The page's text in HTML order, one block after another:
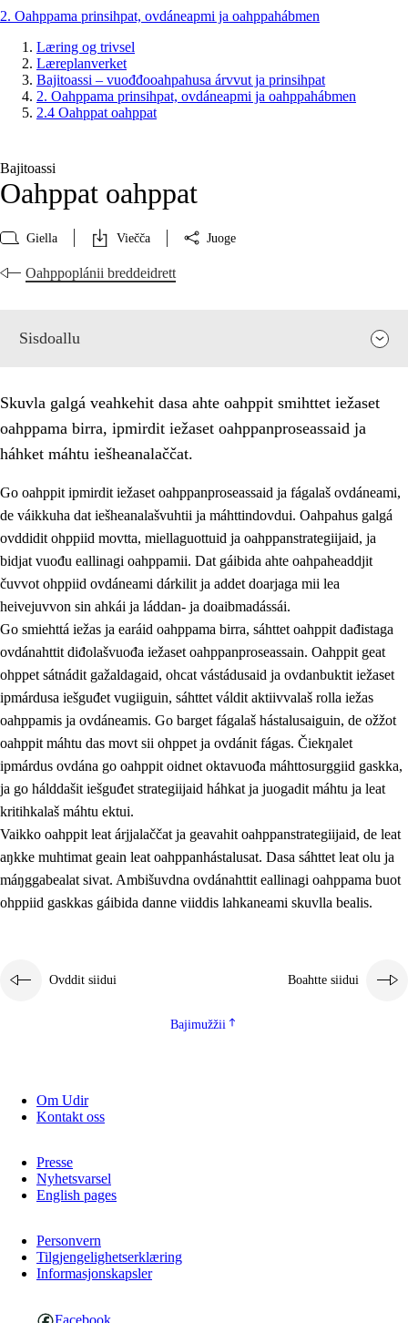
2. Oahppama prinsihpat, ovdáneapmi ja oahppahábmen
Læring og trivsel
Læreplanverket
Bajitoassi – vuođđooahpahusa árvvut ja prinsihpat
2. Oahppama prinsihpat, ovdáneapmi ja oahppahábmen
2.4 Oahppat oahppat
Bajitoassi
Oahppat oahppat
Giella Viečča Juoge
Oahppoplánii breddeidrett
Sisdoallu
Oahppama prinsihpat, ovdáneapmi ja oahppahábmen
2.1 Sosiála oahppan ja ovdáneapmi
Gealbu fágain
2.3 Vuođđogálggat
Oahppat oahppat
Fágaidrasttideaddji fáttát
Skuvla galgá veahkehit dasa ahte oahppit smihttet iežaset
oahppama birra, ipmirdit iežaset oahppanproseassaid ja
háhket máhtu iešheanalaččat.
Go oahppit ipmirdit iežaset oahppanproseassaid ja fágalaš ovdáneami,
de váikkuha dat iešheanalašvuhtii ja máhttindovdui. Oahpahus galgá
ovddidit ohppiid movtta, miellaguottuid ja oahppanstrategiijaid, ja
bidjat vuođu eallinagi oahppamii. Dat gáibida ahte oahpaheaddjit
čuvvot ohppiid ovdáneami dárkilit ja addet doarjaga mii lea
heivejuvvon sin ahkái ja láddan- ja doaibmadássái.
Go smiehttá iežas ja earáid oahppama birra, sáhttet oahppit dađistaga
ovdánahttit diđolašvuođa iežaset oahppanproseassain. Oahppit geat
ohppet sátnádit gažaldagaid, ohcat vástádusaid ja ovdanbuktit iežaset
ipmárdusa iešguđet vugiiguin, sáhttet váldit aktiivvalaš rolla iežas
oahppamis ja ovdáneamis. Go barget fágalaš hástalusaiguin, de ožžot
oahppit máhtu das movt sii ohppet ja ovdánit fágas. Čiekŋalet
ipmárdus ovdána go oahppit oidnet oktavuođa máhttosurggiid gaskka,
ja go hálddašit iešguđet strategiijaid háhkat ja juogadit máhtu ja leat
kritihkalaš máhtu ektui.
Vaikko oahppit leat árjjalaččat ja geavahit oahppanstrategiijaid, de leat
aŋkke muhtimat geain leat oahppanhástalusat. Dasa sáhttet leat olu ja
máŋggabealat sivat. Ambišuvdna ovdánahttit eallinagi oahppama buot
ohppiid gaskkas gáibida danne viiddis lahkaneami skuvlla bealis.
Ovddit siidui Boahtte siidui
Bajimužžii
Om Udir
Kontakt oss
Presse
Nyhetsvarsel
English pages
Personvern
Tilgjengelighetserklæring
Informasjonskapsler